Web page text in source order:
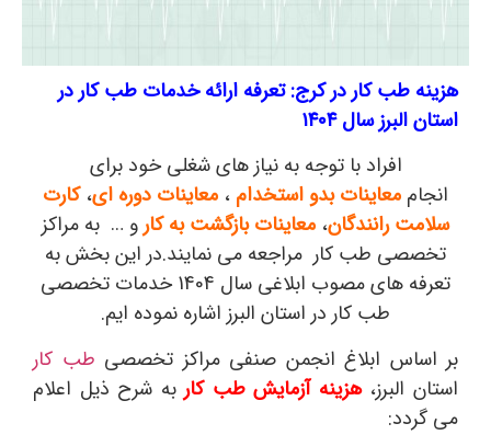
هزینه طب کار در کرج: تعرفه ارائه خدمات طب کار در
استان البرز سال ۱۴۰۴
افراد با توجه به نیاز های شغلی خود برای
انجام معاینات بدو استخدام ، معاینات دوره ای،کارت
سلامت رانندگان، معاینات بازگشت به کارو … به مراکز
تخصصی طب کار مراجعه می نمایند.در این بخش به
تعرفه های مصوب ابلاغی سال 1404 خدمات تخصصی
طب کار در استان البرز اشاره نموده ایم.
بر اساس ابلاغ انجمن صنفی مراکز تخصصی طب کار
استان البرز،هزینه آزمایش طب کار به شرح ذیل اعلام
می گردد: